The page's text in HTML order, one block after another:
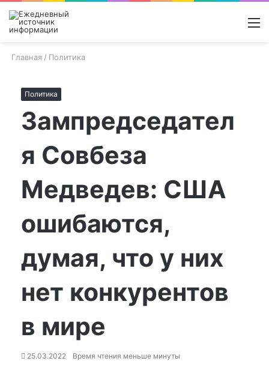
Поиск
Switch
Главная / Политика
Политика
Зампредседател
я Совбеза
Медведев: США
ошибаются,
думая, что у них
нет конкурентов
в мире
25.03.2022 Время чтения меньше минуты